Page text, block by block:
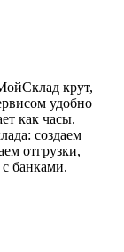
крут,
удобно
как часы.
создаем
отгрузки,
банками.